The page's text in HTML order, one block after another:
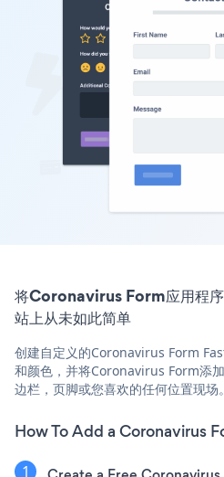
将Coronavirus Form应用程
站上从未如此简单
创建自定义的Coronavirus Form
和颜色，并将Coronavirus Form添
边栏，页脚或您喜欢的任何位置现场。
How To Add a Coronavirus